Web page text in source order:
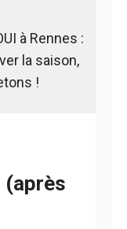
à Rennes :
la saison,
!
(après